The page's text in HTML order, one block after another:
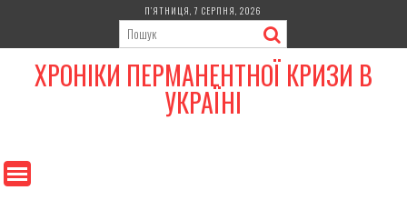
content
П’ЯТНИЦЯ, 7 СЕРПНЯ, 2026
ХРОНІКИ ПЕРМАНЕНТНОЇ КРИЗИ В
УКРАЇНІ